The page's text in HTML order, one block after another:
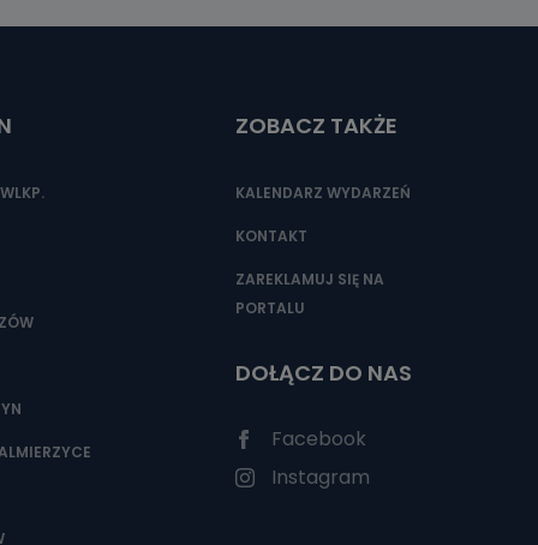
ZOBACZ TAKŻE
KALENDARZ WYDARZEŃ
KONTAKT
ZAREKLAMUJ SIĘ NA
PORTALU
DOŁĄCZ DO NAS
Facebook
Instagram